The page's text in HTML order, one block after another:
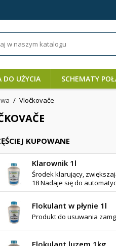
DO UŻYCIA SCHEMATY
Vločkovače
KUPOWANE
Klarownik 1l
Środek klarujący,
18 Nadaje się do
Flokulant w płynie 1l
Produkt do usuwania